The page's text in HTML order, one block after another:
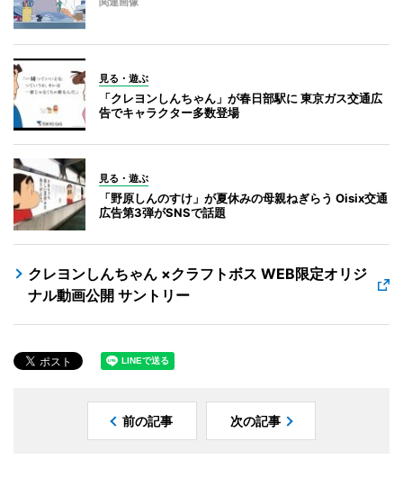
関連画像
見る・遊ぶ
「クレヨンしんちゃん」が春日部駅に 東京ガス交通広
告でキャラクター多数登場
見る・遊ぶ
「野原しんのすけ」が夏休みの母親ねぎらう Oisix交通
広告第3弾がSNSで話題
クレヨンしんちゃん ×クラフトボス WEB限定オリジ
ナル動画公開 サントリー
前の記事 次の記事